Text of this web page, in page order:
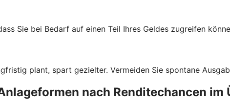
Sie bei Bedarf auf einen Teil Ihres Geldes zugreifen
plant, spart gezielter. Vermeiden Sie spontane
nach Renditechancen im